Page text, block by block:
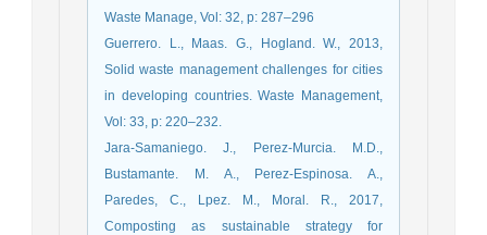
Waste Manage, Vol: 32, p: 287–296
Guerrero. L., Maas. G., Hogland. W., 2013,
Solid waste management challenges for cities
in developing countries. Waste Management,
Vol: 33, p: 220–232.
Jara-Samaniego. J., Perez-Murcia. M.D.,
Bustamante. M. A., Perez-Espinosa. A.,
Paredes, C., Lpez. M., Moral. R., 2017,
Composting as sustainable strategy for